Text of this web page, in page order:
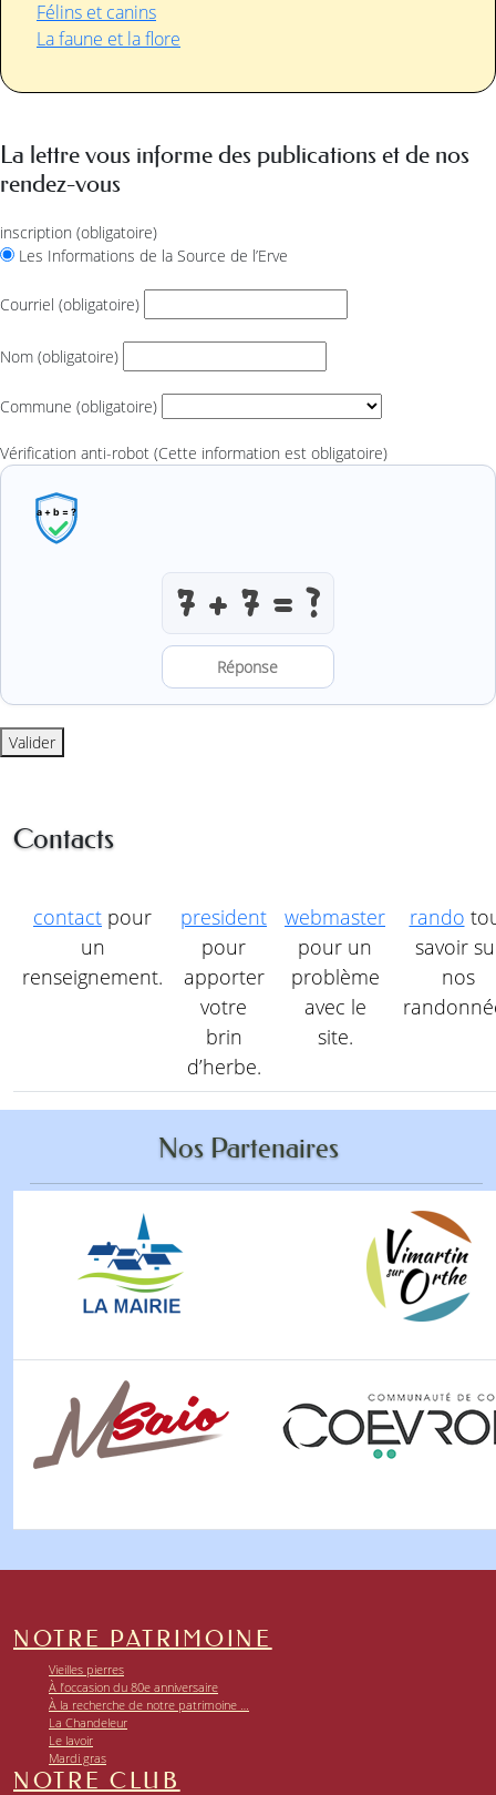
Félins et canins
La faune et la flore
La lettre vous informe des publications et de nos
rendez-vous
inscription (obligatoire)
Les Informations de la Source de l’Erve
Courriel (obligatoire)
Nom (obligatoire)
Commune (obligatoire)
Vérification anti-robot (Cette information est obligatoire)
Résoudre l’addition anti-robot
Valider
Contacts
contact pour
un
renseignement.
president
pour
apporter
votre
brin
d’herbe.
webmaster
pour un
problème
avec le
site.
rando
savoir
nos
Nos Partenaires
NOTRE PATRIMOINE
Vieilles pierres
À l’occasion du 80e anniversaire
À la recherche de notre patrimoine …
La Chandeleur
Le lavoir
Mardi gras
NOTRE CLUB